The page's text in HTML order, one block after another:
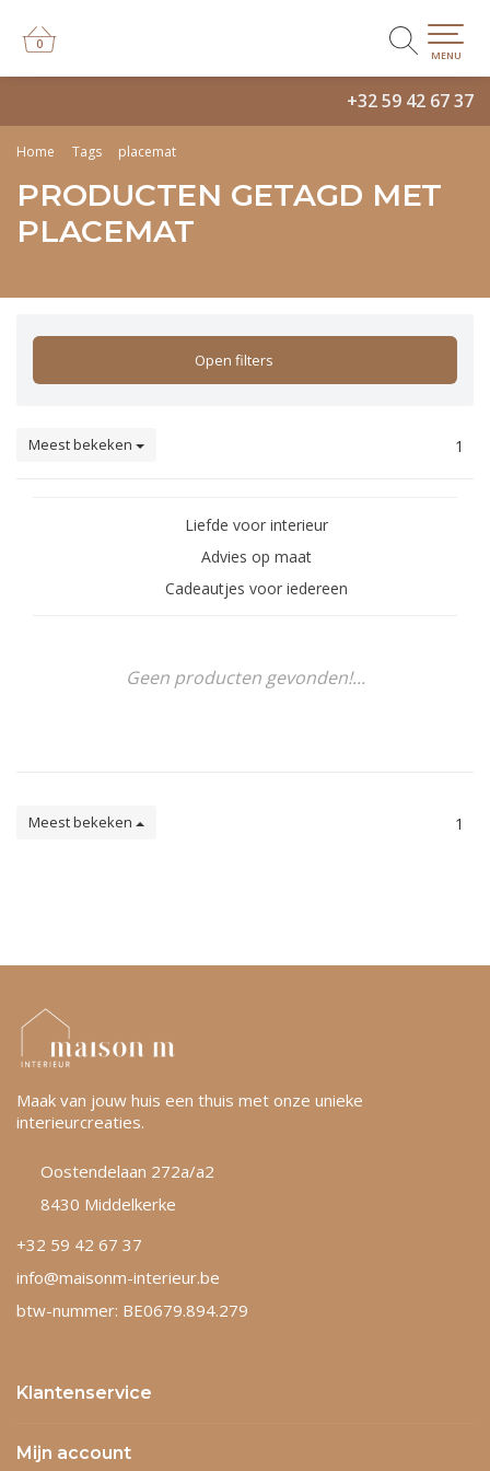
+32 59 42 67 37
0
0
MENU
Home Tags placemat
PRODUCTEN GETAGD MET
PLACEMAT
Open filters
Meest bekeken 1
Liefde voor interieur
Advies op maat
Cadeautjes voor iedereen
Geen producten gevonden!...
Meest bekeken 1
Maak van jouw huis een thuis met onze unieke
interieurcreaties.
Oostendelaan 272a/a2
8430 Middelkerke
+32 59 42 67 37
info@maisonm-interieur.be
btw-nummer: BE0679.894.279
Klantenservice
Mijn account